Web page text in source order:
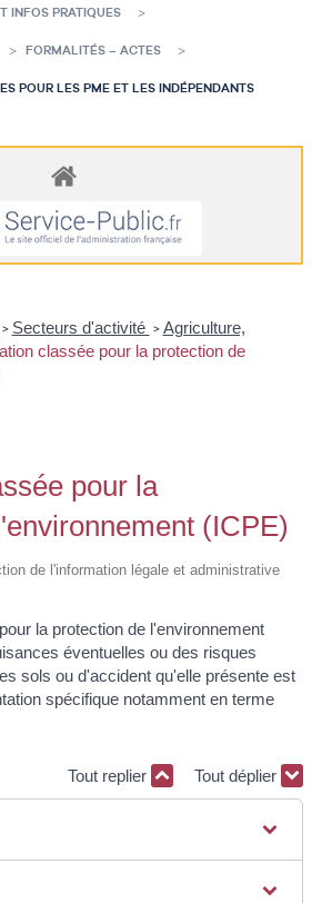
INFOS PRATIQUES
FORMALITÉS – ACTES
POUR LES PME ET LES INDÉPENDANTS
> Secteurs d'activité > Agriculture,
classée pour la protection de
pour la
(ICPE)
de l'information légale et administrative
la protection de l'environnement
éventuelles ou des risques
sols ou d'accident qu'elle présente est
spécifique notamment en terme
Tout replier Tout déplier